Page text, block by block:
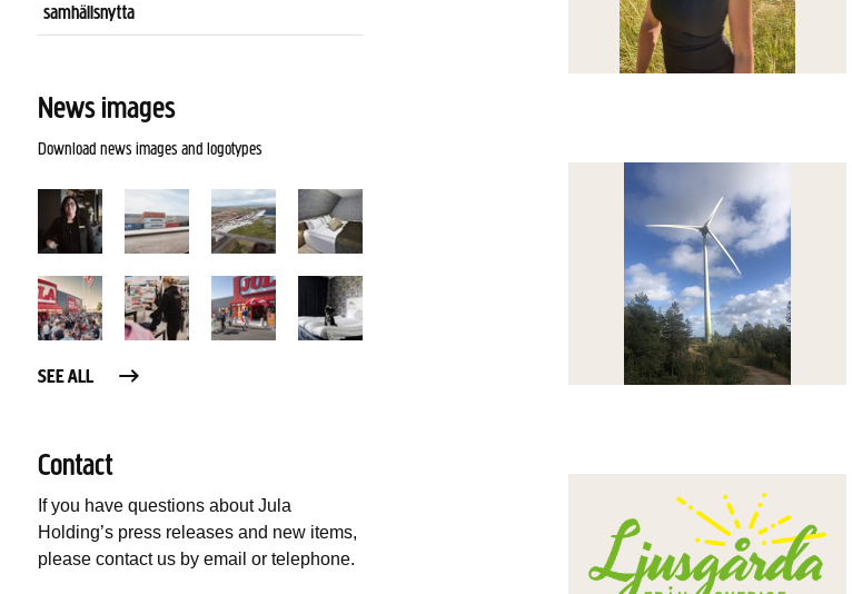
samhällsnytta
News images
Download news images and logotypes
SEE ALL
Contact
If you have questions about Jula
Holding’s press releases and new items,
please contact us by email or telephone.